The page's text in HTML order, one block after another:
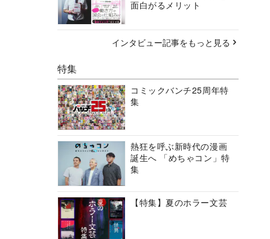
面白がるメリット
インタビュー記事をもっと見る
特集
コミックバンチ25周年特
集
熱狂を呼ぶ新時代の漫画
誕生へ 「めちゃコン」特
集
【特集】夏のホラー文芸